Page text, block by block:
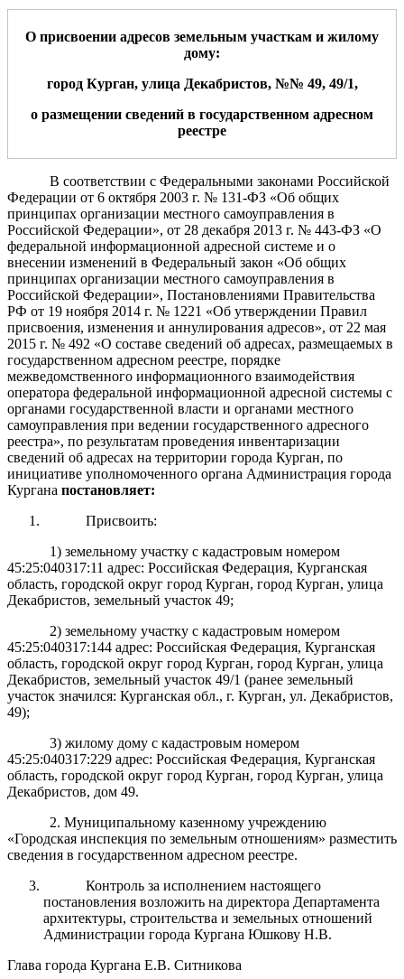
О присвоении адресов земельным участкам и жилому
дому:
город Курган, улица Декабристов, №№ 49, 49/1,
о размещении сведений в государственном адресном
реестре
В соответствии с Федеральными законами Российской
Федерации от 6 октября 2003 г. № 131-ФЗ «Об общих
принципах организации местного самоуправления в
Российской Федерации», от 28 декабря 2013 г. № 443-ФЗ «О
федеральной информационной адресной системе и о
внесении изменений в Федеральный закон «Об общих
принципах организации местного самоуправления в
Российской Федерации», Постановлениями Правительства
РФ от 19 ноября 2014 г. № 1221 «Об утверждении Правил
присвоения, изменения и аннулирования адресов», от 22 мая
2015 г. № 492 «О составе сведений об адресах, размещаемых в
государственном адресном реестре, порядке
межведомственного информационного взаимодействия
оператора федеральной информационной адресной системы с
органами государственной власти и органами местного
самоуправления при ведении государственного адресного
реестра», по результатам проведения инвентаризации
сведений об адресах на территории города Курган, по
инициативе уполномоченного органа Администрация города
Кургана постановляет:
Присвоить:
1) земельному участку с кадастровым номером
45:25:040317:11 адрес: Российская Федерация, Курганская
область, городской округ город Курган, город Курган, улица
Декабристов, земельный участок 49;
2) земельному участку с кадастровым номером
45:25:040317:144 адрес: Российская Федерация, Курганская
область, городской округ город Курган, город Курган, улица
Декабристов, земельный участок 49/1 (ранее земельный
участок значился: Курганская обл., г. Курган, ул. Декабристов,
49);
3) жилому дому с кадастровым номером
45:25:040317:229 адрес: Российская Федерация, Курганская
область, городской округ город Курган, город Курган, улица
Декабристов, дом 49.
2. Муниципальному казенному учреждению
«Городская инспекция по земельным отношениям» разместить
сведения в государственном адресном реестре.
Контроль за исполнением настоящего
постановления возложить на директора Департамента
архитектуры, строительства и земельных отношений
Администрации города Кургана Юшкову Н.В.
Глава города Кургана Е.В. Ситникова